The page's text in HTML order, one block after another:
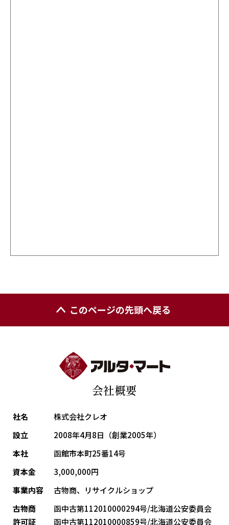
このページの先頭へ戻る
会社概要
社名
株式会社クレオ
設立
2008年4月8日（創業2005年）
本社
函館市本町25番14号
資本金
3,000,000円
事業内容
古物商、リサイクルショップ
古物商
許可証
函中古第112010000294号/北海道公安委員会
函中古第112010000859号/北海道公安委員会